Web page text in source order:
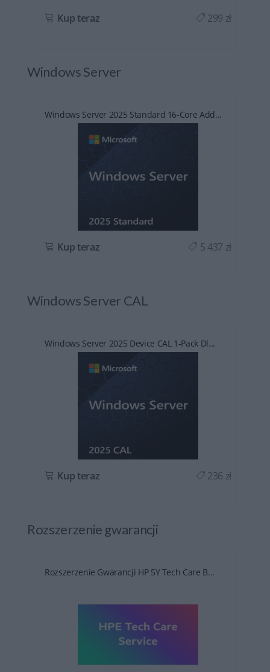
Kup teraz 299 zł
Windows Server
Windows Server 2025 Standard 16-Core Add...
Kup teraz 5 437 zł
Windows Server CAL
Windows Server 2025 Device CAL 1-Pack Dl...
Kup teraz 236 zł
Rozszerzenie gwarancji
Rozszerzenie Gwarancji HP 5Y Tech Care B...